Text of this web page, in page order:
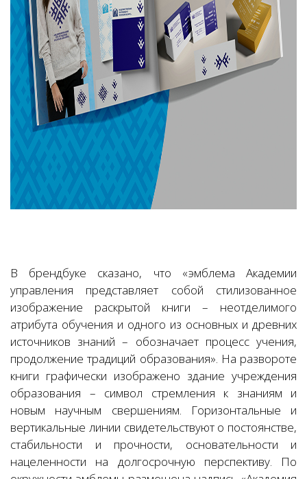
В брендбуке сказано, что «эмблема Академии
управления представляет собой стилизованное
изображение раскрытой книги – неотделимого
атрибута обучения и одного из основных и древних
источников знаний – обозначает процесс учения,
продолжение традиций образования». На развороте
книги графически изображено здание учреждения
образования – символ стремления к знаниям и
новым научным свершениям. Горизонтальные и
вертикальные линии свидетельствуют о постоянстве,
стабильности и прочности, основательности и
нацеленности на долгосрочную перспективу. По